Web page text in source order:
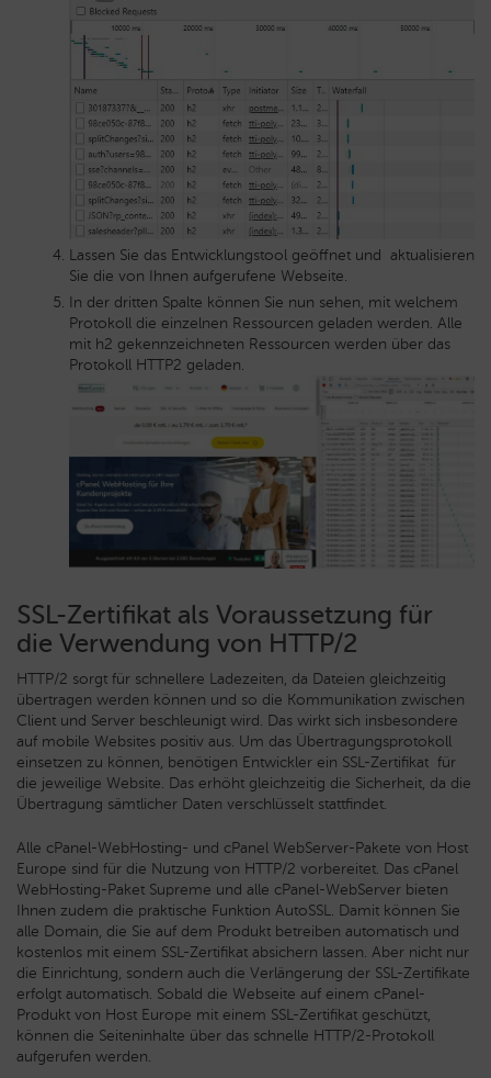
Lassen Sie das Entwicklungstool geöffnet und aktualisieren
Sie die von Ihnen aufgerufene Webseite.
In der dritten Spalte können Sie nun sehen, mit welchem
Protokoll die einzelnen Ressourcen geladen werden. Alle
mit h2 gekennzeichneten Ressourcen werden über das
Protokoll HTTP2 geladen.
SSL-Zertifikat als Voraussetzung für
die Verwendung von HTTP/2
HTTP/2 sorgt für schnellere Ladezeiten, da Dateien gleichzeitig
übertragen werden können und so die Kommunikation zwischen
Client und Server beschleunigt wird. Das wirkt sich insbesondere
auf mobile Websites positiv aus. Um das Übertragungsprotokoll
einsetzen zu können, benötigen Entwickler ein SSL-Zertifikat für
die jeweilige Website. Das erhöht gleichzeitig die Sicherheit, da die
Übertragung sämtlicher Daten verschlüsselt stattfindet.
Alle cPanel-WebHosting- und cPanel WebServer-Pakete von Host
Europe sind für die Nutzung von HTTP/2 vorbereitet. Das cPanel
WebHosting-Paket Supreme und alle cPanel-WebServer bieten
Ihnen zudem die praktische Funktion AutoSSL. Damit können Sie
alle Domain, die Sie auf dem Produkt betreiben automatisch und
kostenlos mit einem SSL-Zertifikat absichern lassen. Aber nicht nur
die Einrichtung, sondern auch die Verlängerung der SSL-Zertifikate
erfolgt automatisch. Sobald die Webseite auf einem cPanel-
Produkt von Host Europe mit einem SSL-Zertifikat geschützt,
können die Seiteninhalte über das schnelle HTTP/2-Protokoll
aufgerufen werden.